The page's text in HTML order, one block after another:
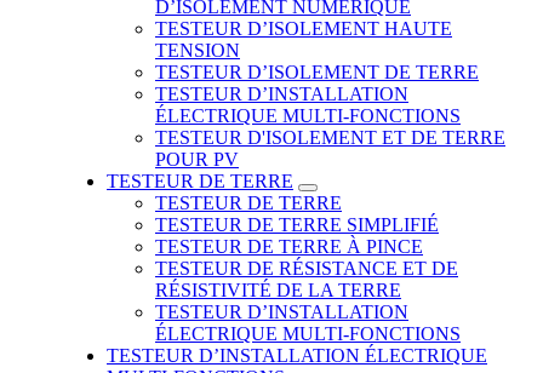
D’ISOLEMENT NUMÉRIQUE
TESTEUR D’ISOLEMENT HAUTE
TENSION
TESTEUR D’ISOLEMENT DE TERRE
TESTEUR D’INSTALLATION
ÉLECTRIQUE MULTI-FONCTIONS
TESTEUR D'ISOLEMENT ET DE TERRE
POUR PV
TESTEUR DE TERRE
TESTEUR DE TERRE
TESTEUR DE TERRE SIMPLIFIÉ
TESTEUR DE TERRE À PINCE
TESTEUR DE RÉSISTANCE ET DE
RÉSISTIVITÉ DE LA TERRE
TESTEUR D’INSTALLATION
ÉLECTRIQUE MULTI-FONCTIONS
TESTEUR D’INSTALLATION ÉLECTRIQUE